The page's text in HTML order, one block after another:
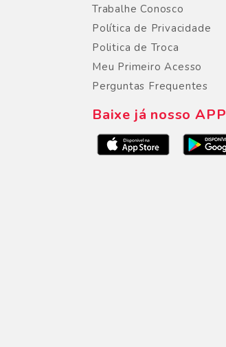
Trabalhe Conosco
Política de Privacidade
Politica de Troca
Meu Primeiro Acesso
Perguntas Frequentes
Baixe já nosso APP